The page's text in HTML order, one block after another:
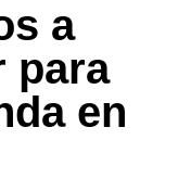
a
para
en